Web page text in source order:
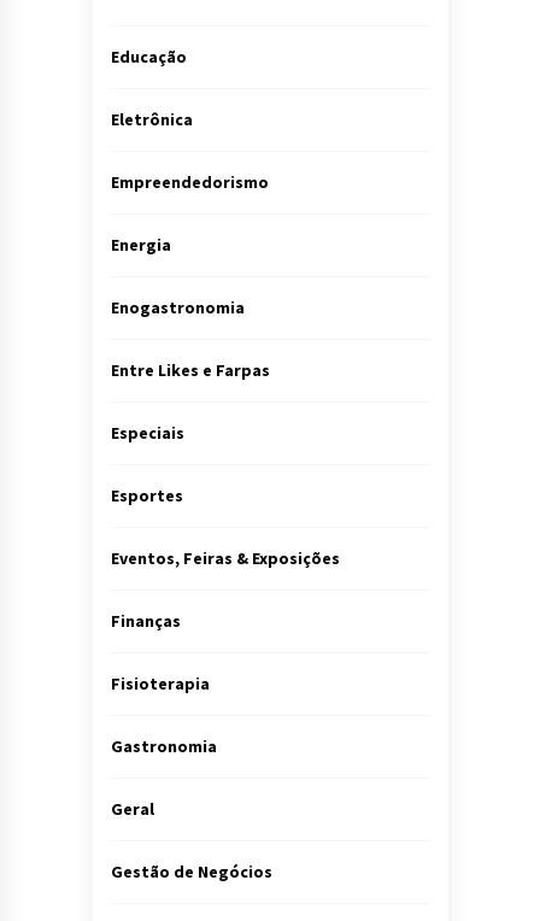
Educação
Eletrônica
Empreendedorismo
Energia
Enogastronomia
Entre Likes e Farpas
Especiais
Esportes
Eventos, Feiras & Exposições
Finanças
Fisioterapia
Gastronomia
Geral
Gestão de Negócios